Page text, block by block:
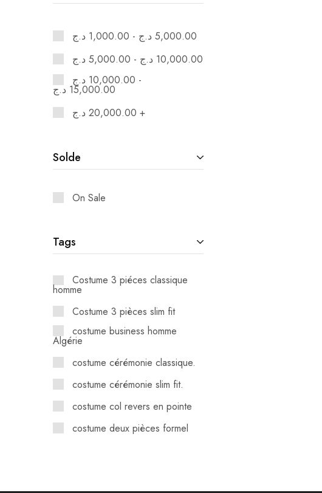
1,000.00 د.ج - 5,000.00 د.ج
5,000.00 د.ج - 10,000.00 د.ج
10,000.00 د.ج -
15,000.00 د.ج
20,000.00 د.ج +
Solde
On Sale
Tags
Costume 3 piéces classique
homme
Costume 3 pièces slim fit
costume business homme
Algérie
costume cérémonie classique.
costume cérémonie slim fit.
costume col revers en pointe
costume deux pièces formel